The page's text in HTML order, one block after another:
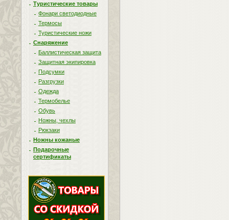
Туристические товары
Фонари светодиодные
Термосы
Туристические ножи
Снаряжение
Баллистическая защита
Защитная экипировка
Подсумки
Разгрузки
Одежда
Термобелье
Обувь
Ножны, чехлы
Рюкзаки
Ножны кожаные
Подарочные
сертификаты